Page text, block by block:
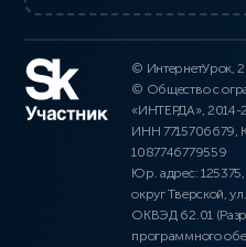
© ИнтернетУрок,
© Общество с
«ИНТЕРДА», 2014-
ИНН 7715706679,
1087746779559
Юр. адрес: 125375,
округ Тверской,
ОКВЭД 62.01
программного